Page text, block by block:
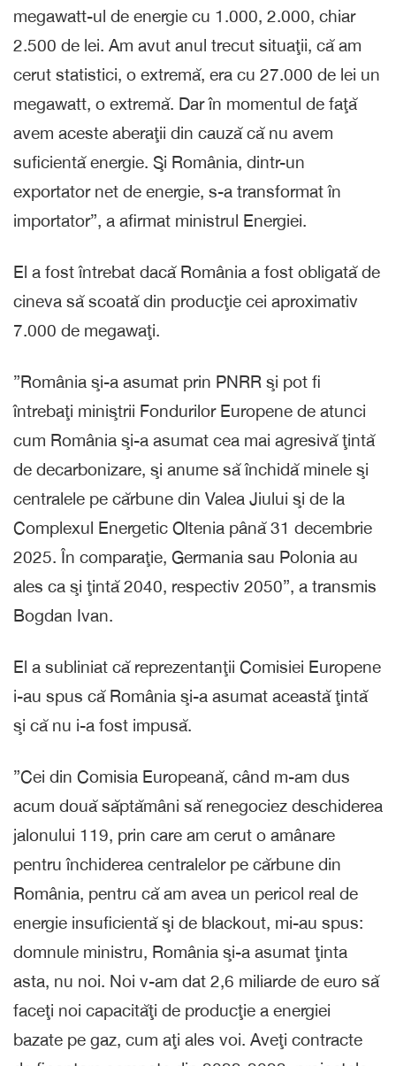
megawatt-ul de energie cu 1.000, 2.000, chiar
2.500 de lei. Am avut anul trecut situaţii, că am
cerut statistici, o extremă, era cu 27.000 de lei un
megawatt, o extremă. Dar în momentul de faţă
avem aceste aberaţii din cauză că nu avem
suficientă energie. Şi România, dintr-un
exportator net de energie, s-a transformat în
importator”, a afirmat ministrul Energiei.
El a fost întrebat dacă România a fost obligată de
cineva să scoată din producţie cei aproximativ
7.000 de megawaţi.
”România şi-a asumat prin PNRR şi pot fi
întrebaţi miniştrii Fondurilor Europene de atunci
cum România şi-a asumat cea mai agresivă ţintă
de decarbonizare, şi anume să închidă minele şi
centralele pe cărbune din Valea Jiului şi de la
Complexul Energetic Oltenia până 31 decembrie
2025. În comparaţie, Germania sau Polonia au
ales ca şi ţintă 2040, respectiv 2050”, a transmis
Bogdan Ivan.
El a subliniat că reprezentanţii Comisiei Europene
i-au spus că România şi-a asumat această ţintă
şi că nu i-a fost impusă.
”Cei din Comisia Europeană, când m-am dus
acum două săptămâni să renegociez deschiderea
jalonului 119, prin care am cerut o amânare
pentru închiderea centralelor pe cărbune din
România, pentru că am avea un pericol real de
energie insuficientă şi de blackout, mi-au spus:
domnule ministru, România şi-a asumat ţinta
asta, nu noi. Noi v-am dat 2,6 miliarde de euro să
faceţi noi capacităţi de producţie a energiei
bazate pe gaz, cum aţi ales voi. Aveţi contracte